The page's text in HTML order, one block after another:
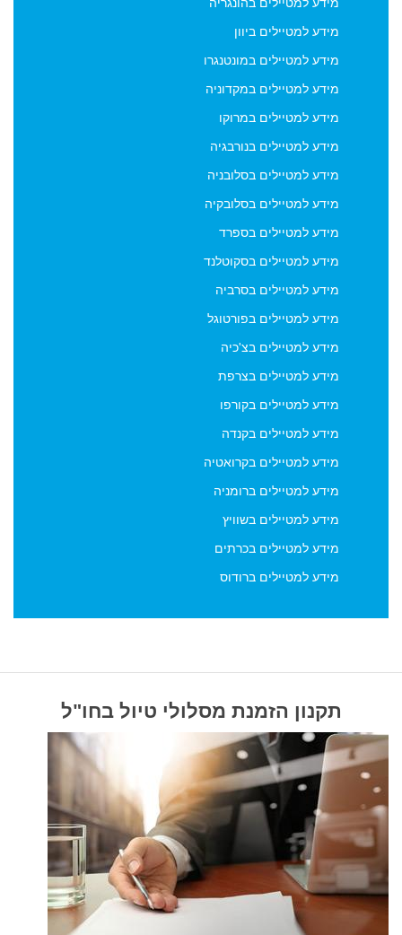
הסכמתו לשימוש בפרטיו כאמור לעיל וכן, ברישום פרטיו וחתימתו
viptraveler.co.il לצורך קבלת דיוור (ניוזלטר) לכתובת המייל שלו -
הסרה מהדיוור ניתן לבצע בכל עת באופן אוטומטי באמצעות
על ידי viptraveler.co.il וכן על ידי שימוש עצמאי במודול
הצטרפות והסרה אשר בעמודה השמאלית של עמוד ארכיון דיוור.
מידע למטיילים ביוון
מידע למטיילים במונטנגרו
מידע למטיילים במקדוניה
מידע למטיילים במרוקו
מידע למטיילים בנורבגיה
מידע למטיילים בסלובניה
מידע למטיילים בסלובקיה
מידע למטיילים בספרד
מידע למטיילים בסקוטלנד
מידע למטיילים בסרביה
מידע למטיילים בפורטוגל
מידע למטיילים בצ'כיה
מידע למטיילים בצרפת
מידע למטיילים בקורפו
מידע למטיילים בקנדה
מידע למטיילים בקרואטיה
מידע למטיילים ברומניה
מידע למטיילים בשוויץ
מידע למטיילים בכרתים
מידע למטיילים ברודוס
תקנון הזמנת מסלולי טיול בחו"ל